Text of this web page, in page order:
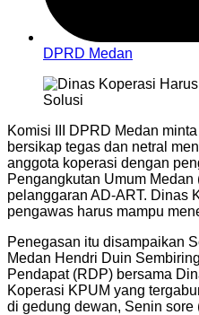
DPRD Medan
Komisi III DPRD Medan
bersikap tegas dan netral
anggota koperasi dengan
Pengangkutan Umum
pelanggaran AD-ART. Dinas
pengawas harus mampu
Penegasan itu disampaikan
Medan Hendri Duin
Pendapat (RDP) bersama
Koperasi KPUM yang
di gedung dewan, Senin sore